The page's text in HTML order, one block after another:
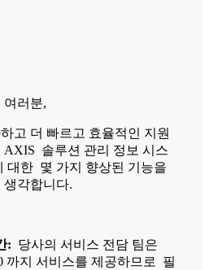
여러분,
고 더 빠르고 효율적인 지원
AXIS 솔루션 관리 정보 시스
대한 몇 가지 향상된 기능을
생각합니다.
: 당사의 서비스 전담 팀은
까지 서비스를 제공하므로 필